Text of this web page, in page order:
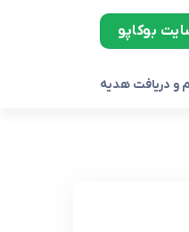
بوکاپو
و دریافت هدیه